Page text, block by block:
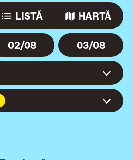
02/08 03/08
LISTĂ HARTĂ